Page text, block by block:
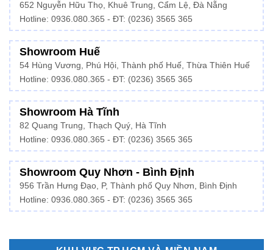
652 Nguyễn Hữu Thọ, Khuê Trung, Cẩm Lệ, Đà Nẵng
Hotline: 0936.080.365 - ĐT: (0236) 3565 365
Showroom Huế
54 Hùng Vương, Phú Hội, Thành phố Huế, Thừa Thiên Huế
Hotline: 0936.080.365 - ĐT: (0236) 3565 365
Showroom Hà Tĩnh
82 Quang Trung, Thạch Quý, Hà Tĩnh
Hotline: 0936.080.365 - ĐT: (0236) 3565 365
Showroom Quy Nhơn - Bình Định
956 Trần Hưng Đạo, P, Thành phố Quy Nhơn, Bình Định
Hotline: 0936.080.365 - ĐT: (0236) 3565 365